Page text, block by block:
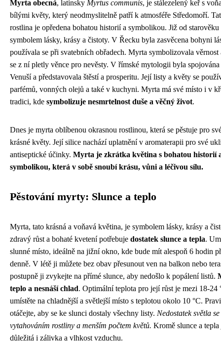
Myrta obecná, latinsky Myrtus communis, je stálezelený keř s
bílými květy, který neodmyslitelně patří k atmosféře Středomoří.
rostlina je opředena bohatou historií a symbolikou. Již od starověku
symbolem lásky, krásy a čistoty. V Řecku byla zasvěcena bohyni
používala se při svatebních obřadech. Myrta symbolizovala věrnost
se z ní pletly věnce pro nevěsty. V římské mytologii byla
Venuší a představovala štěstí a prosperitu. Její listy a květy se
parfémů, vonných olejů a také v kuchyni. Myrta má své místo i v
tradici, kde symbolizuje nesmrtelnost duše a věčný život.
Dnes je myrta oblíbenou okrasnou rostlinou, která se pěstuje pro
krásné květy. Její silice nachází uplatnění v aromaterapii pro své
antiseptické účinky. Myrta je zkrátka květina s bohatou historií
symbolikou, která v sobě snoubí krásu, vůni a léčivou sílu.
Pěstování myrty: Slunce a teplo
Myrta, tato krásná a voňavá květina, je symbolem lásky, krásy a
zdravý růst a bohaté kvetení potřebuje dostatek slunce a tepla.
slunné místo, ideálně na jižní okno, kde bude mít alespoň 6 hodin
denně. V létě ji můžete bez obav přesunout ven na balkon nebo
postupně ji zvykejte na přímé slunce, aby nedošlo k popálení listů.
teplo a nesnáší chlad. Optimální teplota pro její růst je mezi 18-24
umístěte na chladnější a světlejší místo s teplotou okolo 10 °C.
otáčejte, aby se ke slunci dostaly všechny listy. Nedostatek světla
vytahováním rostliny a menším počtem květů. Kromě slunce a
důležitá i zálivka a vlhkost vzduchu.